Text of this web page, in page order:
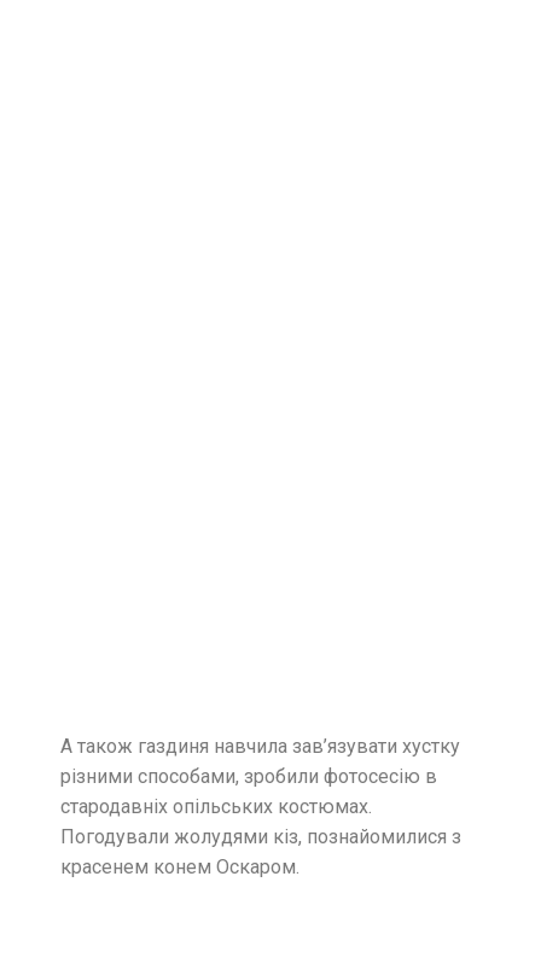
А також газдиня навчила зав’язувати хустку
різними способами, зробили фотосесію в
стародавніх опільських костюмах.
Погодували жолудями кіз, познайомилися з
красенем конем Оскаром.